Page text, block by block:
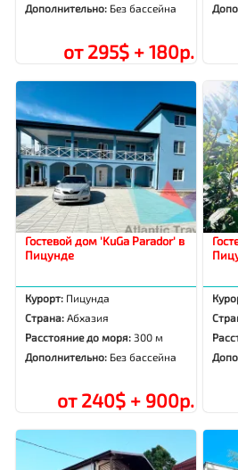
Дополнительно: Без бассейна
от 295$ + 180р.
Гостевой дом 'KuGa Parador' в
Пицунде
Курорт: Пицунда
Страна: Абхазия
Расстояние до моря: 300 м
Дополнительно: Без бассейна
от 240$ + 900р.